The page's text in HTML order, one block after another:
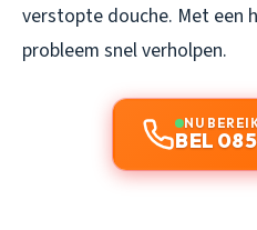
verstopte douche. Met een
probleem snel verholpen.
NU
BEL